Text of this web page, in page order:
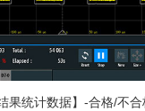
果统计数据】-合格/不